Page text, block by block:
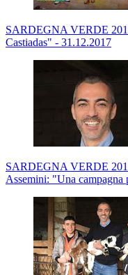
SARDEGNA VERDE
Castiadas" - 31.12.2017
SARDEGNA VERDE
Assemini: "Una campagna